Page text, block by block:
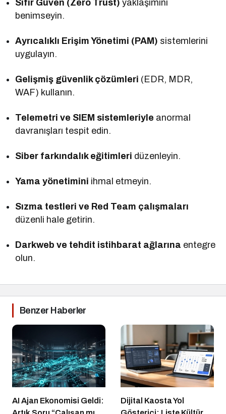
Sıfır Güven (Zero Trust) yaklaşımını
benimseyin.
Ayrıcalıklı Erişim Yönetimi (PAM) sistemlerini
uygulayın.
Gelişmiş güvenlik çözümleri (EDR, MDR,
WAF) kullanın.
Telemetri ve SIEM sistemleriyle anormal
davranışları tespit edin.
Siber farkındalık eğitimleri düzenleyin.
Yama yönetimini ihmal etmeyin.
Sızma testleri ve Red Team çalışmaları
düzenli hale getirin.
Darkweb ve tehdit istihbarat ağlarına entegre
olun.
Benzer Haberler
AI Ajan Ekonomisi Geldi:
Dijital Kaosta Yol